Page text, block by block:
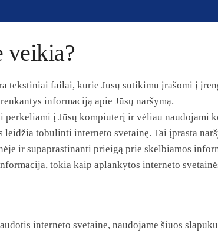
veikia?
tekstiniai failai, kurie Jūsų sutikimu įrašomi į
informaciją apie Jūsų naršymą.
perkeliami į Jūsų kompiuterį ir vėliau
tobulinti interneto svetainę. Tai įprasta
ir supaprastinanti prieigą prie skelbiamos
tokia kaip aplankytos interneto
interneto svetaine, naudojame šiuos